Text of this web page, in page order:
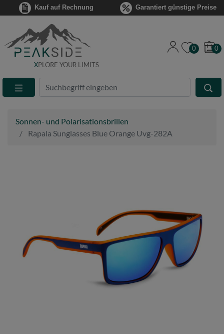
Kauf auf Rechnung Garantiert günstige Preise
XPLORE YOUR LIMITS
Suche
Eingabefeld
0 0
Sonnen- und Polarisationsbrillen
Rapala Sunglasses Blue Orange Uvg-282A